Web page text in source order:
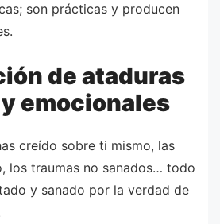
son prácticas y producen
de ataduras
emocionales
creído sobre ti mismo, las
los traumas no sanados… todo
y sanado por la verdad de